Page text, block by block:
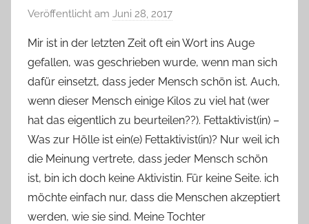
Veröffentlicht am Juni 28, 2017
n
Y
v
o
n
n
e
Mir ist in der letzten Zeit oft ein Wort ins Auge
gefallen, was geschrieben wurde, wenn man sich
dafür einsetzt, dass jeder Mensch schön ist. Auch,
wenn dieser Mensch einige Kilos zu viel hat (wer
hat das eigentlich zu beurteilen??). Fettaktivist(in) –
Was zur Hölle ist ein(e) Fettaktivist(in)? Nur weil ich
die Meinung vertrete, dass jeder Mensch schön
ist, bin ich doch keine Aktivistin. Für keine Seite. ich
möchte einfach nur, dass die Menschen akzeptiert
werden, wie sie sind. Meine Tochter